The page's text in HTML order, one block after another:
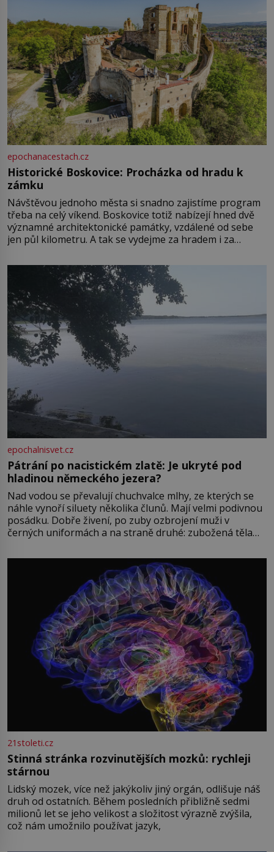
epochanacestach.cz
Historické Boskovice: Procházka od hradu k
zámku
Návštěvou jednoho města si snadno zajistíme program
třeba na celý víkend. Boskovice totiž nabízejí hned dvě
významné architektonické památky, vzdálené od sebe
jen půl kilometru. A tak se vydejme za hradem i za
Boskovice na okraji Drahanské vrchoviny vznikla někdy
ve13. století, a už v roce 1313 kronikáři zaznamenali
epochalnisvet.cz
Pátrání po nacistickém zlatě: Je ukryté pod
hladinou německého jezera?
Nad vodou se převalují chuchvalce mlhy, ze kterých se
náhle vynoří siluety několika člunů. Mají velmi podivnou
posádku. Dobře živení, po zuby ozbrojení muži v
černých uniformách a na straně druhé: zubožená těla
přízračná scéna znamená? Je jaro roku 1945, druhá
světová válka se chýlí ke konci. Jezero Stolpsee
21stoleti.cz
Stinná stránka rozvinutějších mozků: rychleji
stárnou
Lidský mozek, více než jakýkoliv jiný orgán, odlišuje náš
druh od ostatních. Během posledních přibližně sedmi
milionů let se jeho velikost a složitost výrazně zvýšila,
což nám umožnilo používat jazyk,